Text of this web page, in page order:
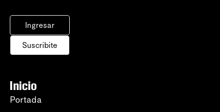
Ingresar
Suscribite
Inicio
Portada